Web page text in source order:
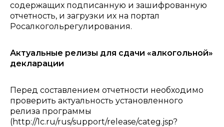
содержащих подписанную и зашифрованную
отчетность, и загрузки их на портал
Росалкогольрегулирования.
Актуальные релизы для сдачи «алкогольной»
декларации
Перед составлением отчетности необходимо
проверить актуальность установленного
релиза программы
(http://1c.ru/rus/support/release/categ.jsp?